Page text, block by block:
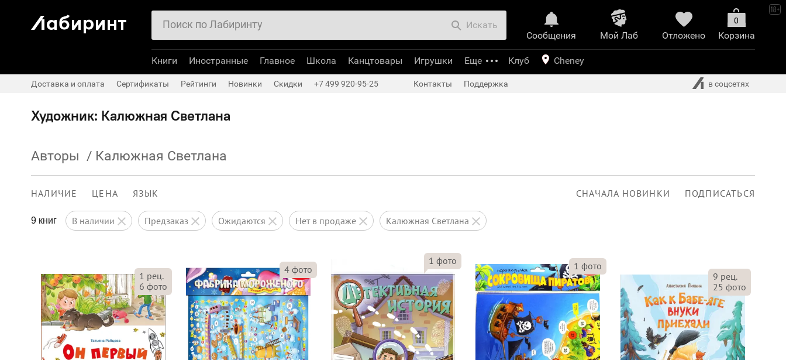
Художник: Калюжная Светлана
Авторы / Калюжная Светлана
НАЛИЧИЕ ЦЕНА ЯЗЫК СНАЧАЛА НОВИНКИ ПОДПИСАТЬСЯ
9 книг в наличии предзаказ ожидаются нет в продаже Калюжная Светлана
1 рец.
6 фото
4фото
1 фото 1 фото
9 рец.
25 фото
Сообщения
Mой Лаб​
иринт
Отложено
0
Корзина
Искать
Книги Иностранные Главное Школа Канцтовары Игрушки Еще Клуб Cheney
Доставка и оплата Сертификаты Рейтинги Новинки Скидки +7 499 920-95-25 Контакты Поддержка в соцсетях